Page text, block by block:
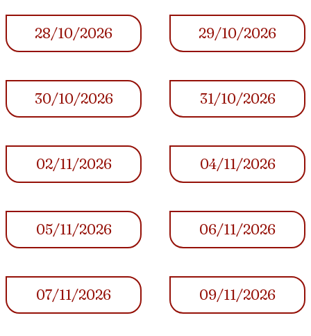
28/10/2026 29/10/2026
30/10/2026 31/10/2026
02/11/2026 04/11/2026
05/11/2026 06/11/2026
07/11/2026 09/11/2026